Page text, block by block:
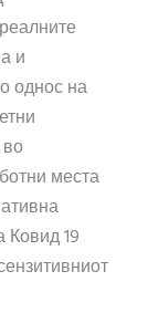
и
однос на
места
Ковид 19